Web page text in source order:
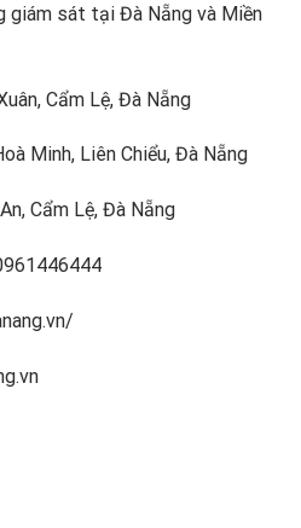
giám sát tại Đà Nẵng và Miền
Cẩm Lệ, Đà Nẵng
Minh, Liên Chiểu, Đà Nẵng
Cẩm Lệ, Đà Nẵng